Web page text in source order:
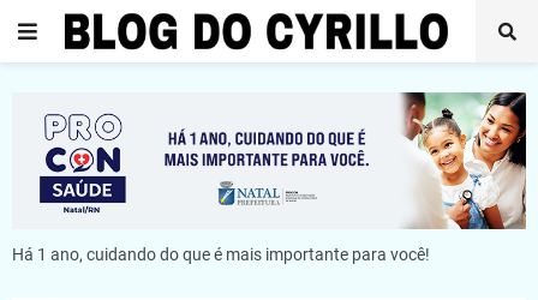
Há 1 ano, cuidando do que é mais importante para você!